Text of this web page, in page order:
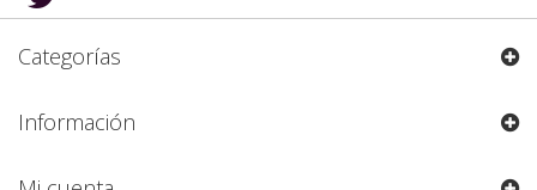
Categorías
Información